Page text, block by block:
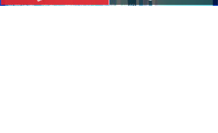
当前位置：首页> 模组产品> 车规级模组